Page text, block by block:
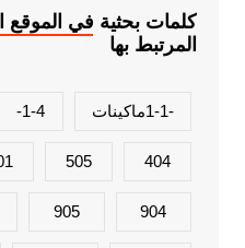
كلمات بحثية في
المرتبط بها
-1-1ماكينات 1-4-
404
505
904
905